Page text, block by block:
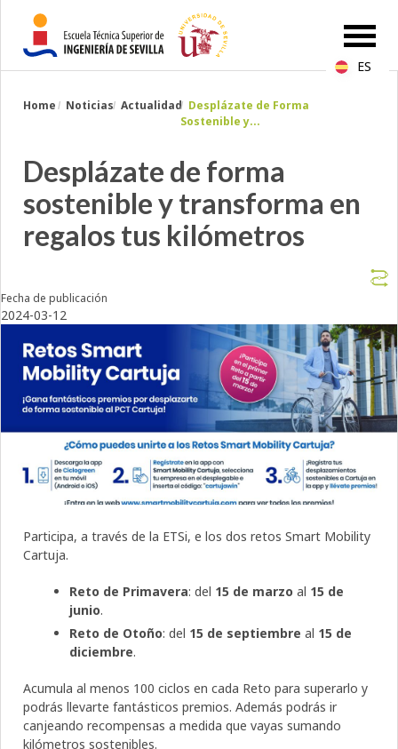
Breadcrumbs
You
Home Noticias Actualidad Desplázate de Forma
Sostenible y...
Desplázate de forma
sostenible y transforma en
regalos tus kilómetros
Fecha de publicación
2024-03-12
Participa, a través de la ETSi, e los dos retos Smart Mobility
Cartuja.
Reto de Primavera: del 15 de marzo al 15 de
junio.
Reto de Otoño: del 15 de septiembre al 15 de
diciembre.
Acumula al menos 100 ciclos en cada Reto para superarlo y
podrás llevarte fantásticos premios. Además podrás ir
canjeando recompensas a medida que vayas sumando
kilómetros sostenibles.
ES